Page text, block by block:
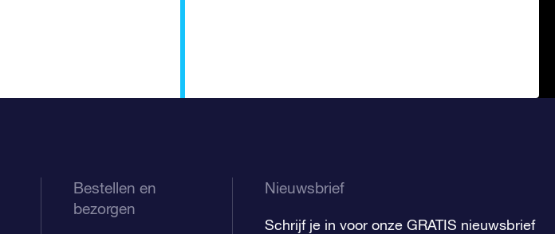
Bestellen en
bezorgen
Nieuwsbrief
Schrijf je in voor onze GRATIS nieuwsbrief